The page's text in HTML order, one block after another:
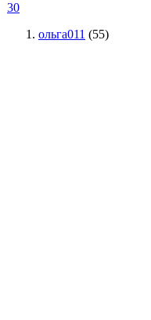
30
ольга011 (55)